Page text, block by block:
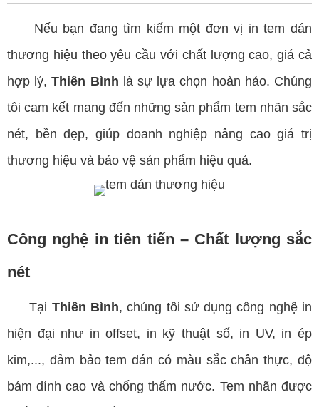
Nếu bạn đang tìm kiếm một đơn vị in tem dán
thương hiệu theo yêu cầu với chất lượng cao, giá cả
hợp lý,Thiên Bình là sự lựa chọn hoàn hảo. Chúng
tôi cam kết mang đến những sản phẩm tem nhãn sắc
nét, bền đẹp, giúp doanh nghiệp nâng cao giá trị
thương hiệu và bảo vệ sản phẩm hiệu quả.
Công nghệ in tiên tiến – Chất lượng sắc
nét
Tại Thiên Bình, chúng tôi sử dụng công nghệ in
hiện đại như in offset, in kỹ thuật số, in UV, in ép
kim,..., đảm bảo tem dán có màu sắc chân thực, độ
bám dính cao và chống thấm nước. Tem nhãn được